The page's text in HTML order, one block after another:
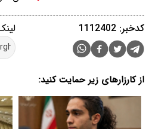
کدخبر: 1112402
از کارزارهای زیر حمایت کنید: